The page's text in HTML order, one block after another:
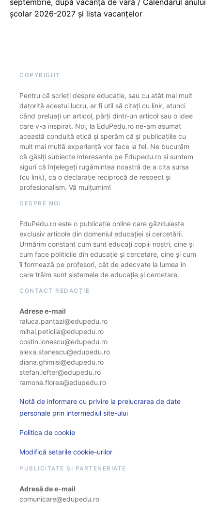
septembrie, după vacanța de vară / Calendarul anului
școlar 2026-2027 și lista vacanțelor
COPYRIGHT
Pentru că scrieți despre educație, sau cu atât mai mult
datorită acestui lucru, ar fi util să citați cu link, atunci
când preluați un articol, părți dintr-un articol sau o idee
care v-a inspirat. Noi, la EduPedu.ro ne-am asumat
această conduită etică și sperăm că și publicațiile cu
mult mai multă experiență vor face la fel. Ne bucurăm
că găsiți subiecte interesante pe Edupedu.ro și suntem
siguri că înțelegeți rugămintea noastră de a cita sursa
(cu link), ca o declarație reciprocă de respect și
profesionalism. Vă mulțumim!
DESPRE NOI
EduPedu.ro este o publicație online care găzduiește
exclusiv articole din domeniul educației și cercetării.
Urmărim constant cum sunt educați copiii noștri, cine și
cum face politicile din educație și cercetare, cine și cum
îi formează pe profesori, cât de adecvate la lumea în
care trăim sunt sistemele de educație și cercetare.
CONTACT REDACȚIE
Adrese e-mail
raluca.pantazi@edupedu.ro
mihai.peticila@edupedu.ro
costin.ionescu@edupedu.ro
alexa.stanescu@edupedu.ro
diana.ghimisi@edupedu.ro
stefan.lefter@edupedu.ro
ramona.florea@edupedu.ro
Notă de informare cu privire la prelucrarea de date
personale prin intermediul site-ului
Politica de cookie
Modifică setarile cookie-urilor
PUBLICITATE ȘI PARTENERIATE
Adresă de e-mail
comunicare@edupedu.ro